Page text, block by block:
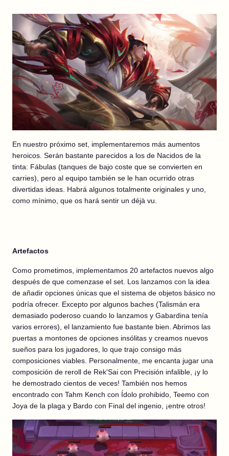
En nuestro próximo set, implementaremos más aumentos
heroicos. Serán bastante parecidos a los de Nacidos de la
tinta: Fábulas (tanques de bajo coste que se convierten en
carries), pero al equipo también se le han ocurrido otras
divertidas ideas. Habrá algunos totalmente originales y uno,
como mínimo, que os hará sentir un déjà vu.
Artefactos
Como prometimos, implementamos 20 artefactos nuevos algo
después de que comenzase el set. Los lanzamos con la idea
de añadir opciones únicas que el sistema de objetos básico no
podría ofrecer. Excepto por algunos baches (Talismán era
demasiado poderoso cuando lo lanzamos y Gabardina tenía
varios errores), el lanzamiento fue bastante bien. Abrimos las
puertas a montones de opciones insólitas y creamos nuevos
sueños para los jugadores, lo que trajo consigo más
composiciones viables. Personalmente, me encanta jugar una
composición de reroll de Rek'Sai con Precisión infalible, ¡y lo
he demostrado cientos de veces! También nos hemos
encontrado con Tahm Kench con Ídolo prohibido, Teemo con
Joya de la plaga y Bardo con Final del ingenio, ¡entre otros!